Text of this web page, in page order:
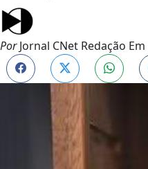
PorJornal CNet Redação Em